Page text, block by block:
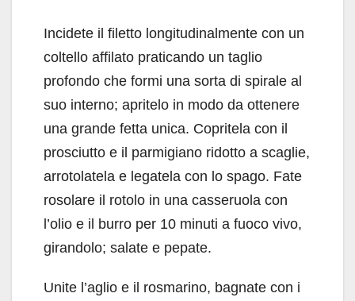
Incidete il filetto longitudinalmente con un
coltello affilato praticando un taglio
profondo che formi una sorta di spirale al
suo interno; apritelo in modo da ottenere
una grande fetta unica. Copritela con il
prosciutto e il parmigiano ridotto a scaglie,
arrotolatela e legatela con lo spago. Fate
rosolare il rotolo in una casseruola con
l’olio e il burro per 10 minuti a fuoco vivo,
girandolo; salate e pepate.
Unite l’aglio e il rosmarino, bagnate con i